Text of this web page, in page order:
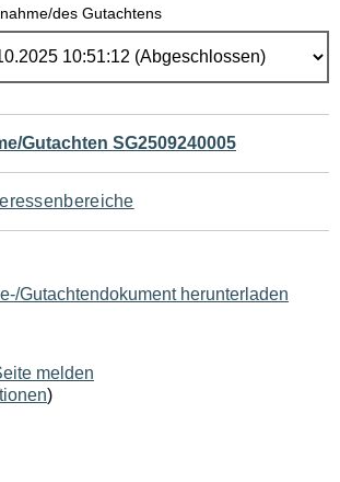
des Gutachtens
Gutachten SG2509240005
Gutachtendokument herunterladen
melden
)